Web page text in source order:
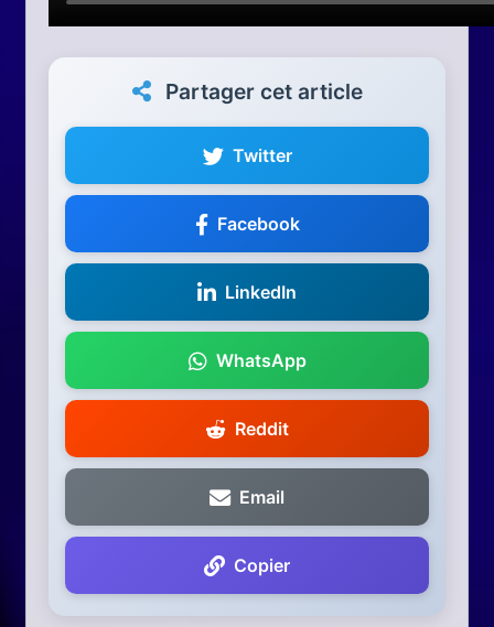
Partager cet article
Twitter
Facebook
LinkedIn
WhatsApp
Reddit
Email
Copier